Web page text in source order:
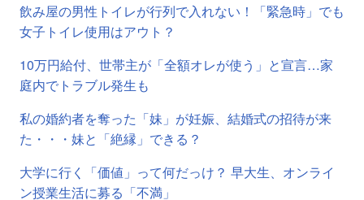
飲み屋の男性トイレが行列で入れない！「緊急時」でも
女子トイレ使用はアウト？
10万円給付、世帯主が「全額オレが使う」と宣言…家
庭内でトラブル発生も
私の婚約者を奪った「妹」が妊娠、結婚式の招待が来
た・・・妹と「絶縁」できる？
大学に行く「価値」って何だっけ？ 早大生、オンライ
ン授業生活に募る「不満」